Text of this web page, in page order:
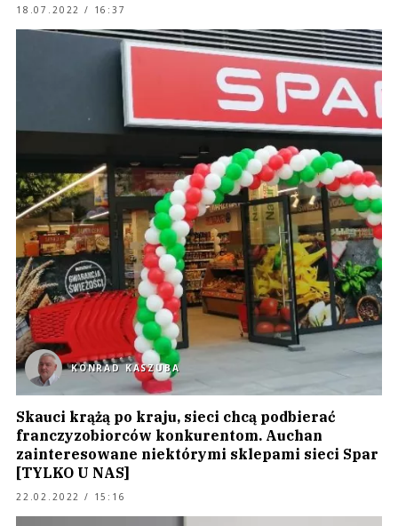
18.07.2022 / 16:37
KONRAD KASZUBA
Skauci krążą po kraju, sieci chcą podbierać
franczyzobiorców konkurentom. Auchan
zainteresowane niektórymi sklepami sieci Spar
[TYLKO U NAS]
22.02.2022 / 15:16